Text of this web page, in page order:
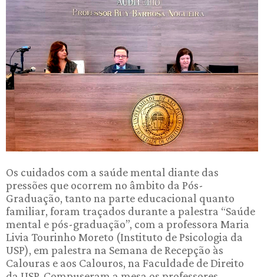
Os cuidados com a saúde mental diante das
pressões que ocorrem no âmbito da Pós-
Graduação, tanto na parte educacional quanto
familiar, foram traçados durante a palestra “Saúde
mental e pós-graduação”, com a professora Maria
Livia Tourinho Moreto (Instituto de Psicologia da
USP), em palestra na Semana de Recepção às
Calouras e aos Calouros, na Faculdade de Direito